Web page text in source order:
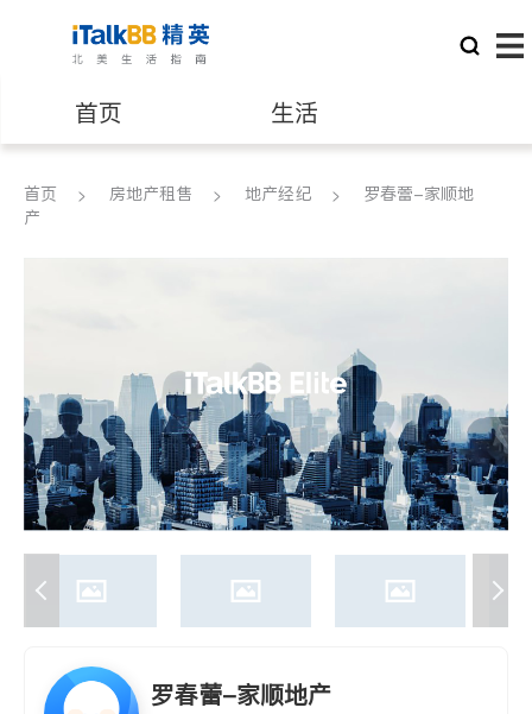
首页 生活
医生 律师
养老 非盈利组织
首页 房地产租售 地产经纪
罗春蕾-家顺地
产
罗春蕾-家顺地产